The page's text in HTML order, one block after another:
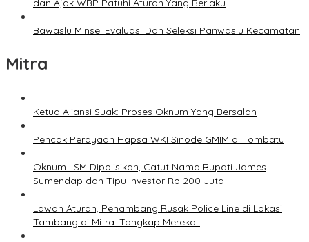
dan Ajak WBP Patuhi Aturan Yang Berlaku
Bawaslu Minsel Evaluasi Dan Seleksi Panwaslu Kecamatan
Mitra
Ketua Aliansi Suak: Proses Oknum Yang Bersalah
Pencak Perayaan Hapsa WKI Sinode GMIM di Tombatu
Oknum LSM Dipolisikan, Catut Nama Bupati James
Sumendap dan Tipu Investor Rp 200 Juta
Lawan Aturan, Penambang Rusak Police Line di Lokasi
Tambang di Mitra: Tangkap Mereka!!